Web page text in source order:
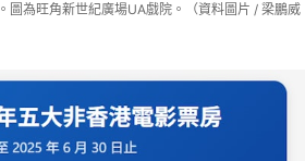
圖為旺角新世紀廣場UA戲院。（資料圖片 / 梁鵬威